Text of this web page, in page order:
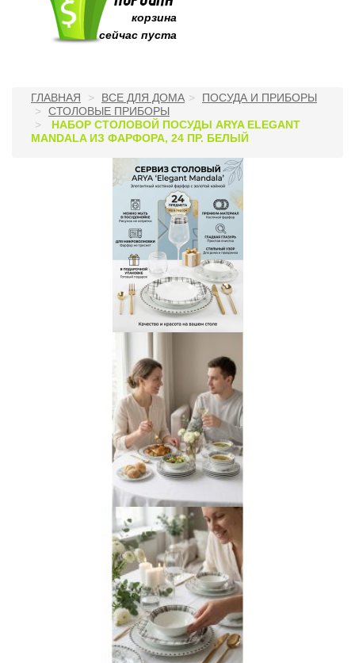
корзина
сейчас пуста
ГЛАВНАЯ ВСЕ ДЛЯ ДОМА
ПОСУДА И ПРИБОРЫ
СТОЛОВЫЕ ПРИБОРЫ
НАБОР СТОЛОВОЙ ПОСУДЫ ARYA ELEGANT
MANDALA ИЗ ФАРФОРА, 24 ПР. БЕЛЫЙ